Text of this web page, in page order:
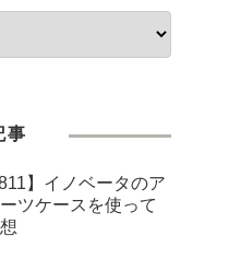
事
】イノベータのア
ツケースを使って